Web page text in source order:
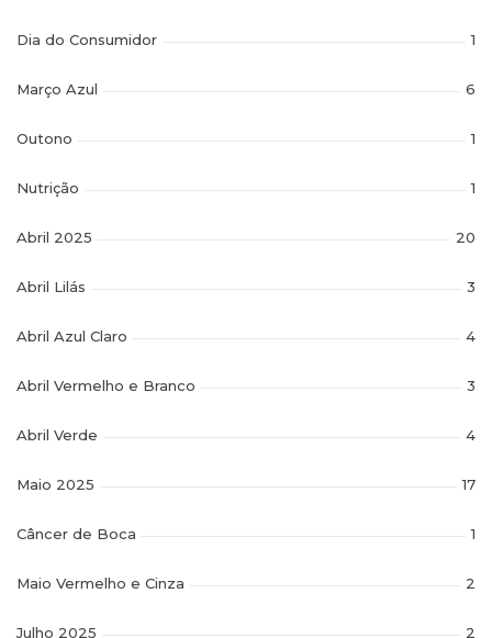
Dia do Consumidor 1
Março Azul 6
Outono 1
Nutrição 1
Abril 2025 20
Abril Lilás 3
Abril Azul Claro 4
Abril Vermelho e Branco 3
Abril Verde 4
Maio 2025 17
Câncer de Boca 1
Maio Vermelho e Cinza 2
Julho 2025 2